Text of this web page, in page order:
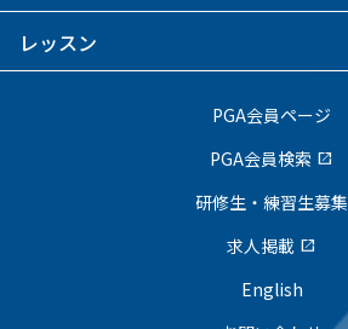
レッスン
PGA会員ページ
PGA会員検索 open_in_new
研修生・練習生募集
求人掲載 open_in_new
English